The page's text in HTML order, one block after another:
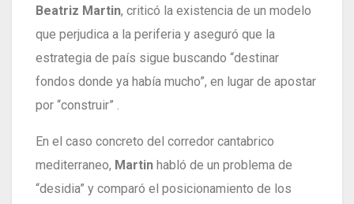
Beatriz Martin, criticó la existencia de un modelo
que perjudica a la periferia y aseguró que la
estrategia de país sigue buscando “destinar
fondos donde ya había mucho”, en lugar de apostar
por “construir” .
En el caso concreto del corredor cantabrico
mediterraneo, Martin habló de un problema de
“desidia” y comparó el posicionamiento de los